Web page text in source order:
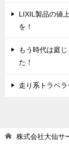
LIXIL製品の値
を！
もう時代は庭
た！
走り系トラベ
株式会社大仙サ